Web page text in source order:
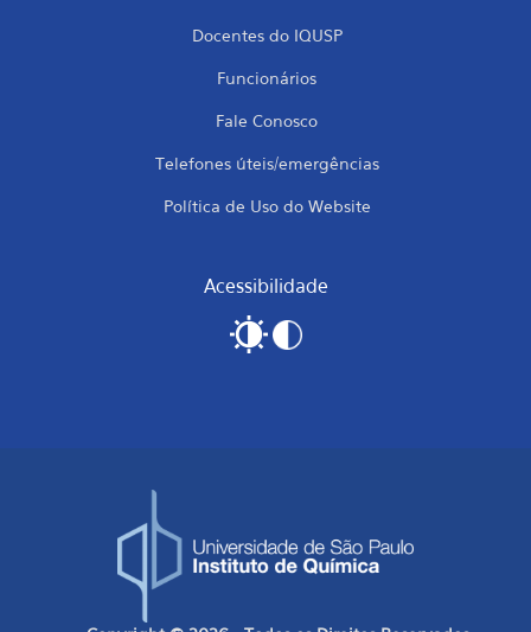
Docentes do IQUSP
Funcionários
Fale Conosco
Telefones úteis/emergências
Política de Uso do Website
Acessibilidade